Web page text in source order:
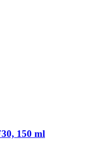
150 ml